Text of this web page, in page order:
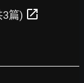
3篇) open_in_new